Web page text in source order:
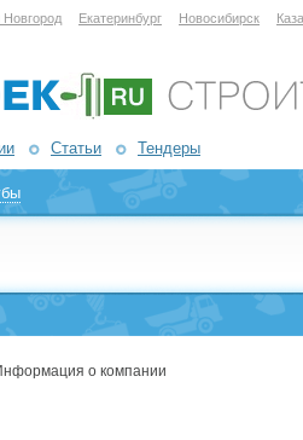
Екатеринбург Новосибирск
Статьи Тендеры
о компании